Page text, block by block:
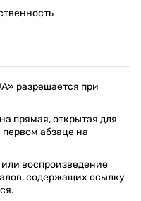
разрешается при
прямая, открытая для
абзаце на
воспроизведение
содержащих ссылку